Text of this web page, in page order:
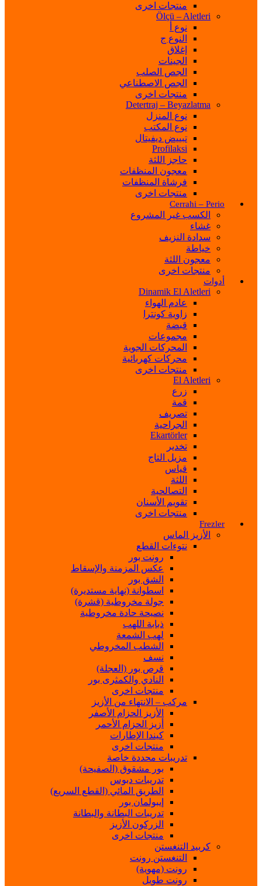
منتجات اخرى
Ölçü – Aletleri
نوع أ
النوع ج
إغلاق
الجينات
الجص الصلب
الجص الاصطناعي
منتجات اخرى
Detertraj – Beyazlatma
نوع المنزل
نوع المكتب
تبييض ديفيتال
Profilaksi
حاجز اللثة
معجون المنظفات
فرشاة المنظفات
منتجات اخرى
Cerrahi – Perio
الكسب غير المشروع
غشاء
سدادة النزيف
خياطة
معجون اللثة
منتجات اخرى
أدوات
Dinamik El Aletleri
عادم الهواء
زاوية كونترا
قبضة
مجموعات
المحركات الجوية
محركات كهربائية
منتجات اخرى
El Aletleri
زرع
قمة
تصريف
الجراحية
Ekartörler
تخدير
مزيل التاج
قياس
اللثة
التصالحية
تقويم الأسنان
منتجات اخرى
Frezler
الأزيز الماس
نتوءات القطع
رونت بور
عكس المزمنة والإسقاط
الشق بور
اسطوانة (نهاية مستديرة)
جولة مخروطية (قشرة)
نصيحة حادة مخروطية
ذبابة اللهب
لهب الشمعة
الشطب المخروطي
نسف
قرص بور (العجلة)
النادي والكمثرى بور
منتجات اخرى
مركب – الانتهاء من الأزيز
الأزيز الحزام الأصفر
أزيز الحزام الأحمر
كيندا الإطارات
منتجات اخرى
تدريبات محددة خاصة
بور مشقوق (الصفيحة)
تدريبات دبوس
الطريق المائي (القطع السريع)
إيبولمان بور
تدريبات البطانة والبطانة
الزركون الأزيز
منتجات اخرى
كربيد التنغستن
التنغستن رونت
رونت (مهوية)
رونت طويل